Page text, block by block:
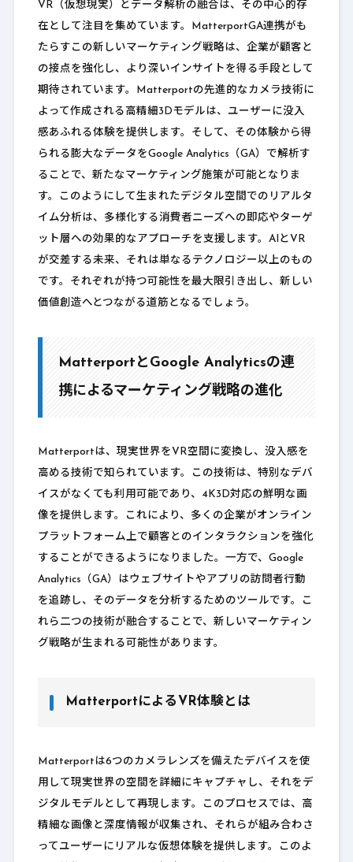
VR（仮想現実）とデータ解析の融合は、その中心的存
在として注目を集めています。MatterportGA連携がも
たらすこの新しいマーケティング戦略は、企業が顧客と
の接点を強化し、より深いインサイトを得る手段として
期待されています。Matterportの先進的なカメラ技術に
よって作成される高精細3Dモデルは、ユーザーに没入
感あふれる体験を提供します。そして、その体験から得
られる膨大なデータをGoogle Analytics（GA）で解析す
ることで、新たなマーケティング施策が可能となりま
す。このようにして生まれたデジタル空間でのリアルタ
イム分析は、多様化する消費者ニーズへの即応やターゲ
ット層への効果的なアプローチを支援します。AIとVR
が交差する未来、それは単なるテクノロジー以上のもの
です。それぞれが持つ可能性を最大限引き出し、新しい
価値創造へとつながる道筋となるでしょう。
MatterportとGoogle Analyticsの連
携によるマーケティング戦略の進化
Matterportは、現実世界をVR空間に変換し、没入感を
高める技術で知られています。この技術は、特別なデバ
イスがなくても利用可能であり、4K3D対応の鮮明な画
像を提供します。これにより、多くの企業がオンライン
プラットフォーム上で顧客とのインタラクションを強化
することができるようになりました。一方で、Google
Analytics（GA）はウェブサイトやアプリの訪問者行動
を追跡し、そのデータを分析するためのツールです。こ
れら二つの技術が融合することで、新しいマーケティン
グ戦略が生まれる可能性があります。
MatterportによるVR体験とは
Matterportは6つのカメラレンズを備えたデバイスを使
用して現実世界の空間を詳細にキャプチャし、それをデ
ジタルモデルとして再現します。このプロセスでは、高
精細な画像と深度情報が収集され、それらが組み合わさ
ってユーザーにリアルな仮想体験を提供します。このよ